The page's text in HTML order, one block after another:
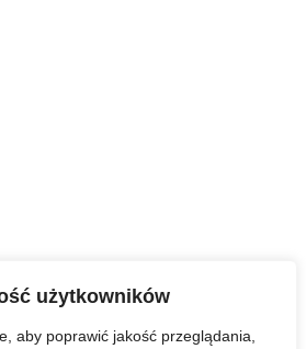
użytkowników
aby poprawić jakość przeglądania,